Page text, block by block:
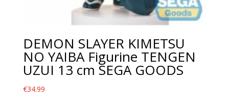
DEMON SLAYER KIMETSU
NO YAIBA Figurine TENGEN
UZUI 13 cm SEGA GOODS
€34.99